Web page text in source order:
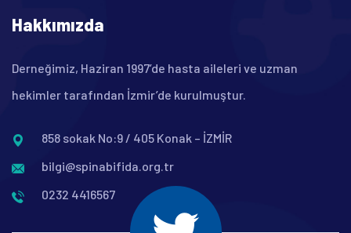
Hakkımızda
Derneğimiz, Haziran 1997’de hasta aileleri ve uzman
hekimler tarafından İzmir’de kurulmuştur.
858 sokak No:9 / 405 Konak – İZMİR
bilgi@spinabifida.org.tr
0232 4416567